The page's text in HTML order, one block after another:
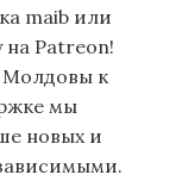
maib или
Patreon!
Молдовы к
мы
новых и